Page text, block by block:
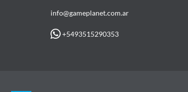
info@gameplanet.com.ar
+5493515290353